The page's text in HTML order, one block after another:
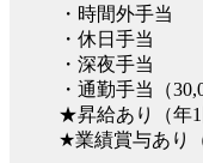
・時間外手当
・休日手当
・深夜手当
・通勤手当（
★昇給あり（年1
★業績賞与あり